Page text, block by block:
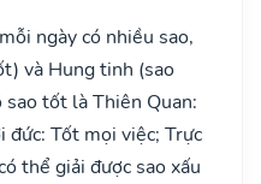
ngày có nhiều sao,
và Hung tinh (sao
tốt là Thiên Quan:
Tốt mọi việc; Trực
thể giải được sao xấu